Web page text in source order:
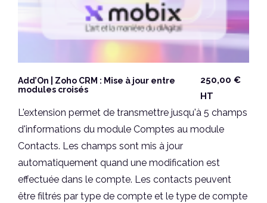
Add’On | Zoho CRM : Mise à jour entre
modules croisés
250,00 €
HT
L'extension permet de transmettre jusqu'à 5 champs
d'informations du module Comptes au module
Contacts. Les champs sont mis à jour
automatiquement quand une modification est
effectuée dans le compte. Les contacts peuvent
être filtrés par type de compte et le type de compte